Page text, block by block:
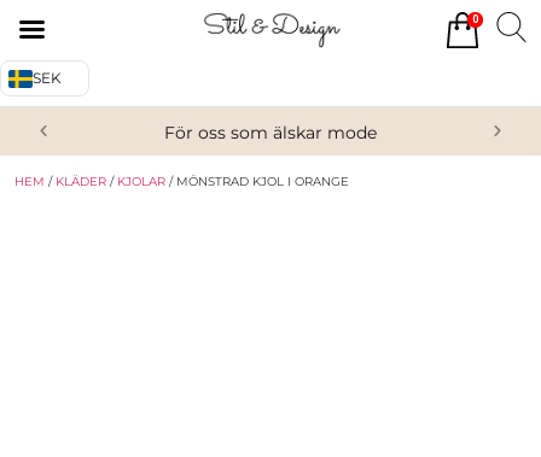
SEK
För oss som älskar mode
HEM / KLÄDER / KJOLAR / MÖNSTRAD KJOL I ORANGE
0
Alla produkter
Om oss